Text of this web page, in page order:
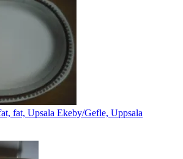
fat, Upsala Ekeby/Gefle, Uppsala